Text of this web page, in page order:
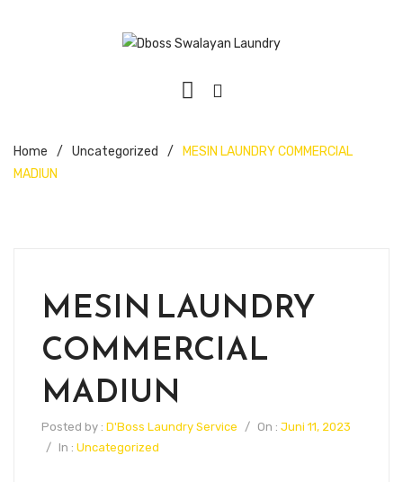
Home / Uncategorized /
MESIN LAUNDRY COMMERCIAL
MADIUN
MESIN LAUNDRY
COMMERCIAL
MADIUN
Posted by : D'Boss Laundry Service / On : Juni 11, 2023
/ In : Uncategorized